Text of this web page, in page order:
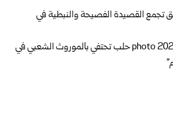
القصيدة الفصيحة والنبطية في